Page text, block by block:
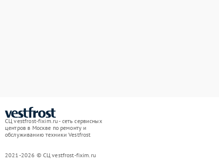
СЦ vestfrost-fixim.ru - сеть сервисных
центров в Москве по ремонту и
обслуживанию техники Vestfrost
2021-2026 © СЦ vestfrost-fixim.ru